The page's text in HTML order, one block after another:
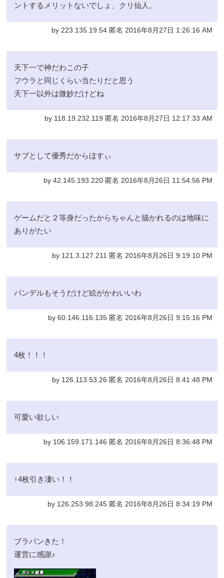
ントするメリットないでしょ、クリ仙人。
by 223.135.19.54 匿名 2016年8月27日 1:26:16 AM
天下一で神だわこの子
フウラと同じくらい当たりだと思う
天下一以外は微妙だけどね
by 118.19.232.119 匿名 2016年8月27日 12:17:33 AM
サブとして優秀だからほすぃ
by 42.145.193.220 匿名 2016年8月26日 11:54:56 PM
ゲームだと２等身だったからちゃんと描かれるのは地味に
ありがたい
by 121.3.127.211 匿名 2016年8月26日 9:19:10 PM
パンデルもそうだけど絵がかわいいわ
by 60.146.116.135 匿名 2016年8月26日 9:15:16 PM
4枚！！！
by 126.113.53.26 匿名 2016年8月26日 8:41:48 PM
可愛い欲しい
by 106.159.171.146 匿名 2016年8月26日 8:36:48 PM
↑4枚引き凄い！！
by 126.253.98.245 匿名 2016年8月26日 8:34:19 PM
ブラパンきた！
運営に感謝♪